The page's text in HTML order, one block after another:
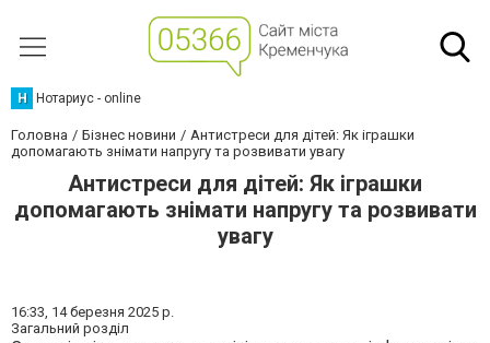
Н Нотариус - online
Головна Бізнес новини
Антистреси для дітей: Як іграшки
допомагають знімати напругу та розвивати увагу
Антистреси для дітей: Як іграшки
допомагають знімати напругу та розвивати
увагу
16:33, 14 березня 2025 р.
Загальний розділ